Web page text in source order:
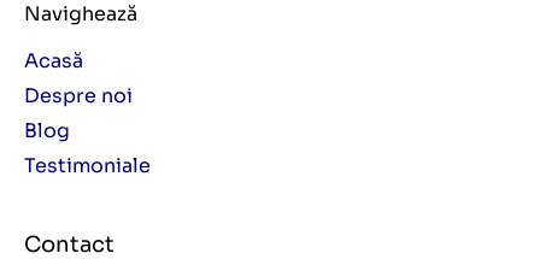
Navighează
Acasă
Despre noi
Blog
Testimoniale
Contact